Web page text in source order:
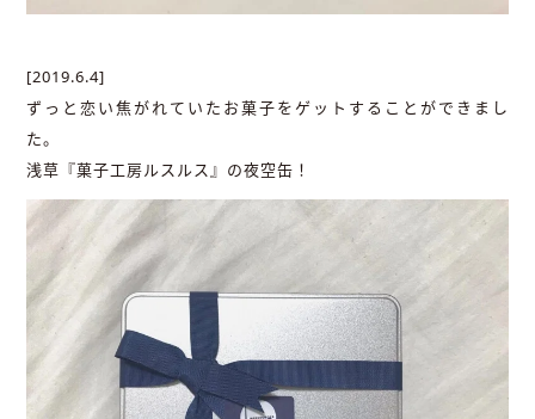
[2019.6.4]
ずっと恋い焦がれていたお菓子をゲットすることができまし
た。
浅草『菓子工房ルスルス』の夜空缶！